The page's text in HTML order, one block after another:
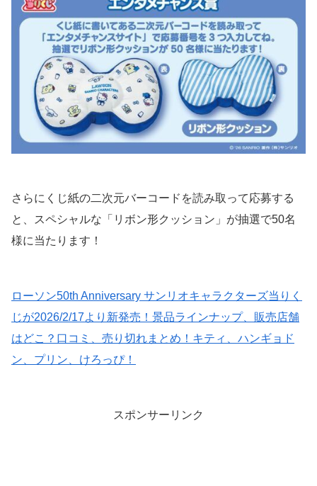
さらにくじ紙の二次元バーコードを読み取って応募する
と、スペシャルな「リボン形クッション」が抽選で50名
様に当たります！
ローソン50th Anniversary サンリオキャラクターズ当りく
じが2026/2/17より新発売！景品ラインナップ、販売店舗
はどこ？口コミ、売り切れまとめ！キティ、ハンギョド
ン、プリン、けろっぴ！
スポンサーリンク